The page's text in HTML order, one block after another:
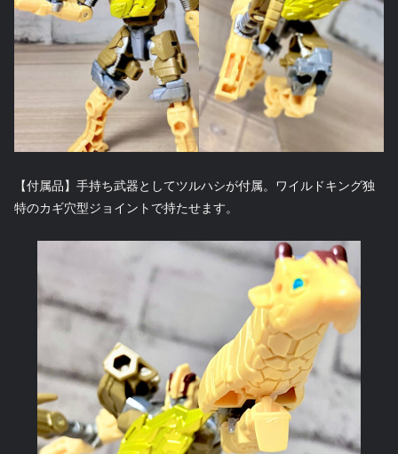
【付属品】手持ち武器としてツルハシが付属。ワイルドキング独
特のカギ穴型ジョイントで持たせます。